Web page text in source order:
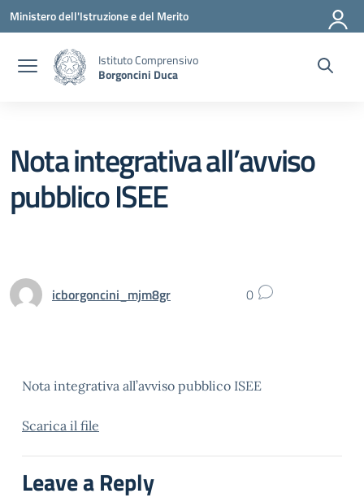
Vai ai contenuti
Vai al menu di navigazione
Vai al footer
Ministero dell'Istruzione e del Merito
Istituto Comprensivo
Borgoncini Duca
Nota integrativa all’avviso
pubblico ISEE
icborgoncini_mjm8gr 0
Nota integrativa all’avviso pubblico ISEE
Scarica il file
Leave a Reply